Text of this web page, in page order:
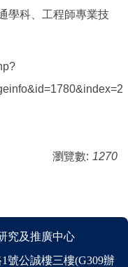
學科、工程師專業技
瀏覽數: 1270
究及推廣中心
號公誠樓三樓(G309辦